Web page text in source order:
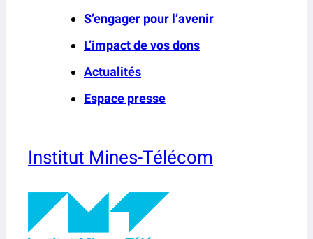
S’engager pour l’avenir
L’impact de vos dons
Actualités
Espace presse
Institut Mines-Télécom